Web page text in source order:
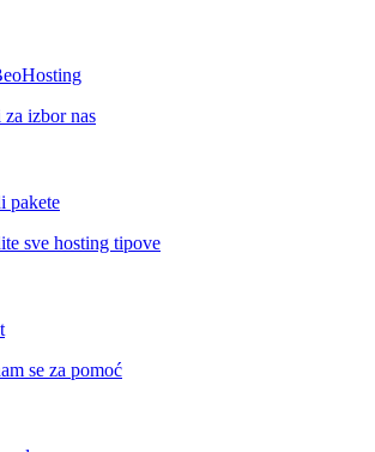
izbor nas
pakete
sve hosting tipove
se za pomoć